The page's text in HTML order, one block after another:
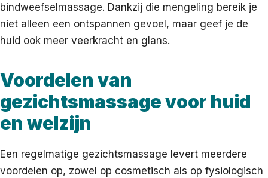
bindweefselmassage. Dankzij die mengeling bereik je
niet alleen een ontspannen gevoel, maar geef je de
huid ook meer veerkracht en glans.
Voordelen van
gezichtsmassage voor huid
en welzijn
Een regelmatige gezichtsmassage levert meerdere
voordelen op, zowel op cosmetisch als op fysiologisch